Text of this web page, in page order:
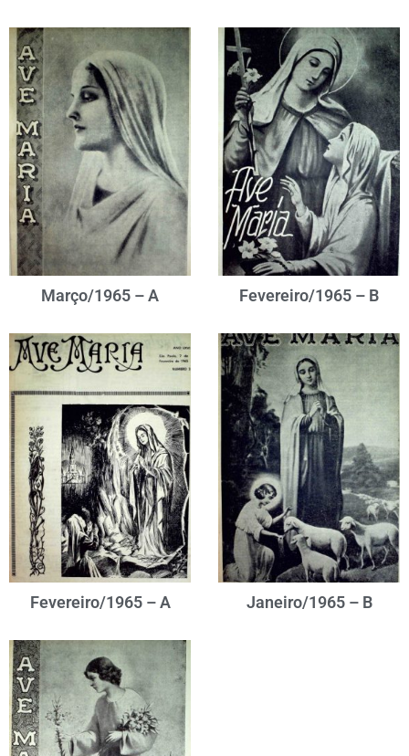
Março/1965 – A Fevereiro/1965 – B
Fevereiro/1965 – A Janeiro/1965 – B